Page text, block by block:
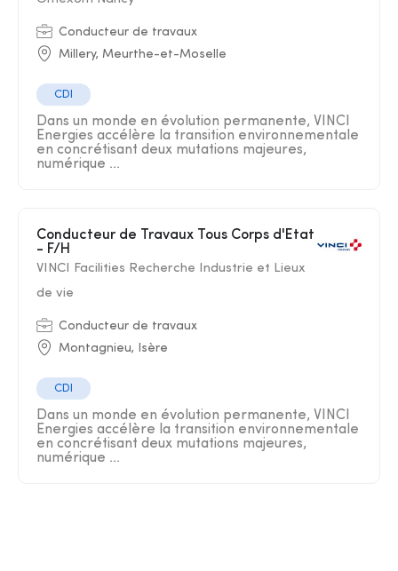
Conducteur de travaux
Millery, Meurthe-et-Moselle
CDI
Dans un monde en évolution permanente, VINCI
Energies accélère la transition environnementale
en concrétisant deux mutations majeures,
numérique ...
Conducteur de Travaux Tous Corps d'Etat
- F/H
VINCI Facilities Recherche Industrie et Lieux
de vie
Conducteur de travaux
Montagnieu, Isère
CDI
Dans un monde en évolution permanente, VINCI
Energies accélère la transition environnementale
en concrétisant deux mutations majeures,
numérique ...